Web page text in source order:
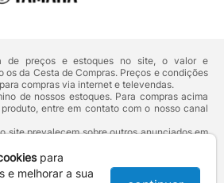
de preços e estoques no site, o valor e
os da Cesta de Compras. Preços e condições
compras via internet e televendas.
de nossos estoques. Para compras acima
entre em contato com o nosso canal
site prevalecem sobre outros anunciados em
nº 8.078.
de dados e análises de crédito e risco.
para
e melhorar a sua